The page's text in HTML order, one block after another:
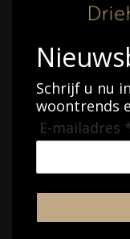
Schrijf u nu
woontrends
E-mailadres